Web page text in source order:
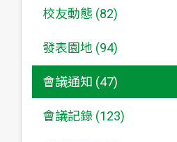
校友動態 (82)
發表園地 (94)
會議通知 (47)
會議記錄 (123)